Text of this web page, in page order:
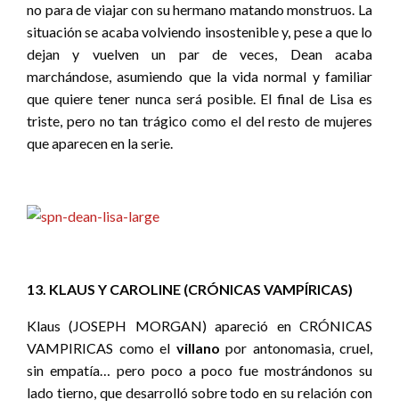
no para de viajar con su hermano matando monstruos. La
situación se acaba volviendo insostenible y, pese a que lo
dejan y vuelven un par de veces, Dean acaba
marchándose, asumiendo que la vida normal y familiar
que quiere tener nunca será posible. El final de Lisa es
triste, pero no tan trágico como el del resto de mujeres
que aparecen en la serie.
13. KLAUS Y CAROLINE (CRÓNICAS VAMPÍRICAS)
Klaus (JOSEPH MORGAN) apareció en CRÓNICAS
VAMPIRICAS como el villano por antonomasia, cruel,
sin empatía… pero poco a poco fue mostrándonos su
lado tierno, que desarrolló sobre todo en su relación con